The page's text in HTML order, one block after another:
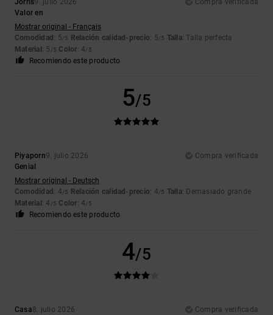
Jorris9. julio 2026
Compra verificada
Valor en
Mostrar original - Français
Comodidad: 5/5 Relación calidad-precio: 5/5 Talla: Talla perfecta
Material: 5 /5 Color: 4/5
Recomiendo este producto
5/5
Piyaporn9. julio 2026
Compra verificada
Genial
Mostrar original - Deutsch
Comodidad: 4/5 Relación calidad-precio: 4/5 Talla: Demasiado grande
Material: 4 /5 Color: 4/5
Recomiendo este producto
4/5
Casa8. julio 2026
Compra verificada